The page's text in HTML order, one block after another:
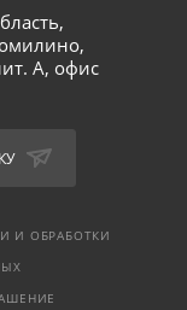
А, офис
И ОБРАБОТКИ